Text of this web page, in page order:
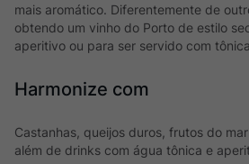
mais aromático. Diferentemente de
obtendo um vinho do Porto de estilo
aperitivo ou para ser servido com
Harmonize com
Castanhas, queijos duros, frutos do
além de drinks com água tônica e